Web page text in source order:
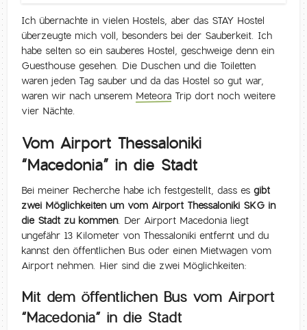
Ich übernachte in vielen Hostels, aber das STAY Hostel
überzeugte mich voll, besonders bei der Sauberkeit. Ich
habe selten so ein sauberes Hostel, geschweige denn ein
Guesthouse gesehen. Die Duschen und die Toiletten
waren jeden Tag sauber und da das Hostel so gut war,
waren wir nach unserem Meteora Trip dort noch weitere
vier Nächte.
Vom Airport Thessaloniki
“Macedonia” in die Stadt
Bei meiner Recherche habe ich festgestellt, dass esgibt
zwei Möglichkeiten um vom Airport Thessaloniki SKG in
die Stadt zu kommen. Der Airport Macedonia liegt
ungefähr 13 Kilometer von Thessaloniki entfernt und du
kannst den öffentlichen Bus oder einen Mietwagen vom
Airport nehmen. Hier sind die zwei Möglichkeiten:
Mit dem öffentlichen Bus vom Airport
“Macedonia” in die Stadt